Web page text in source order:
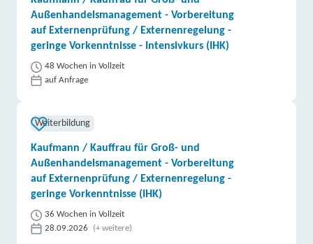
Außenhandelsmanagement - Vorbereitung
auf Externenprüfung / Externenregelung -
geringe Vorkenntnisse - Intensivkurs (IHK)
48 Wochen in Vollzeit
auf Anfrage
Weiterbildung
Kaufmann / Kauffrau für Groß- und
Außenhandelsmanagement - Vorbereitung
auf Externenprüfung / Externenregelung -
geringe Vorkenntnisse (IHK)
36 Wochen in Vollzeit
28.09.2026
(+ weitere)